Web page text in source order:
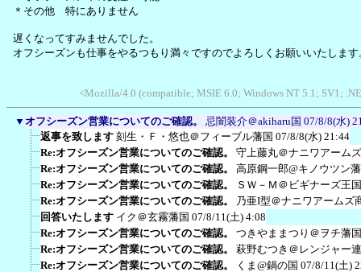
＊その他 特にありません
遅くなってすみませんでした。
オフシーズンも仕事をやるつもり満々ですのでよろしくお願いいたします
<Mozilla/4.0 (compatible; MSIE 6.0; Windows NT 5.1; SV1;
▼ オフシーズン営業についてのご確認。 忌闇装介＠akiharu国 07/8/8(水)
返事を致します 刻生・Ｆ・悠也＠フィーブル藩国 07/8/8(水) 21:44
Re:オフシーズン営業についてのご確認。
守上藤丸＠ナニワアーム
Re:オフシーズン営業についてのご確認。
高原鋼一郎@キノウツン
Re:オフシーズン営業についてのご確認。
ＳＷ－Ｍ＠ビギナーズ王国
Re:オフシーズン営業についてのご確認。
乃亜I型＠ナニワアームズ
回答いたします イク＠玄霧藩国 07/8/11(土) 4:08
Re:オフシーズン営業についてのご確認。
つきやままつり＠ヲチ藩国
Re:オフシーズン営業についてのご確認。
萩野むつき＠レンジャー
Re:オフシーズン営業についてのご確認。
くま@鍋の国 07/8/11(土)